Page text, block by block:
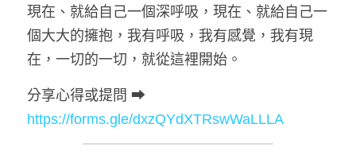
現在、就給自己一個深呼吸，現在、就給自己一
個大大的擁抱，我有呼吸，我有感覺，我有現
在，一切的一切，就從這裡開始。
https://forms.gle/dxzQYdXTRswWaLLLA